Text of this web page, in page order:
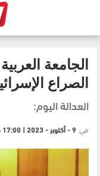
الجامعة
الصراع
العدالة اليوم:
في 9 - أكتوبر - 2023 | 17:00 مساءً